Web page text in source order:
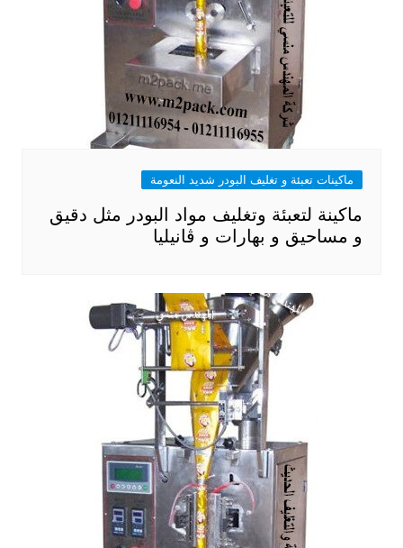
ماكينات تعبئة و تغليف البودر شديد النعومة
ماكينة لتعبئة وتغليف مواد البودر مثل دقيق
و مساحيق و بهارات و ڤانيليا